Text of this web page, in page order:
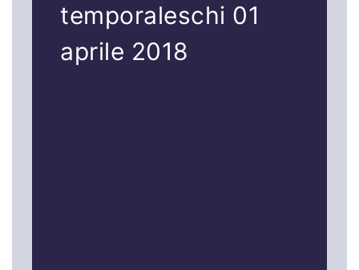
temporaleschi 01
aprile 2018